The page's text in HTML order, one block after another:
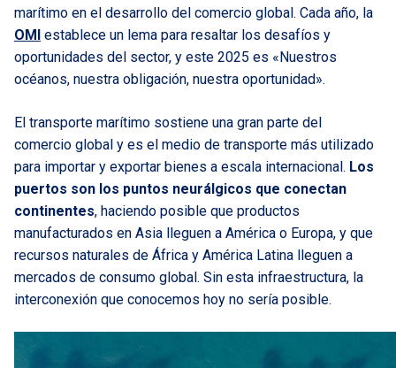
marítimo en el desarrollo del comercio global. Cada año, la
OMI establece un lema para resaltar los desafíos y
oportunidades del sector, y este 2025 es «Nuestros
océanos, nuestra obligación, nuestra oportunidad».
El transporte marítimo sostiene una gran parte del
comercio global y es el medio de transporte más utilizado
para importar y exportar bienes a escala internacional. Los
puertos son los puntos neurálgicos que conectan
continentes, haciendo posible que productos
manufacturados en Asia lleguen a América o Europa, y que
recursos naturales de África y América Latina lleguen a
mercados de consumo global. Sin esta infraestructura, la
interconexión que conocemos hoy no sería posible.